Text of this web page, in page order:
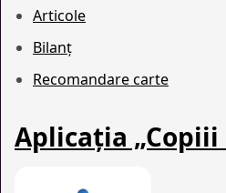
Articole
Bilanț
Recomandare carte
Aplicația „Copiii